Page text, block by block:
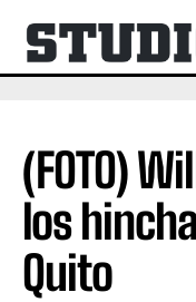
(FOTO)
los
Quito